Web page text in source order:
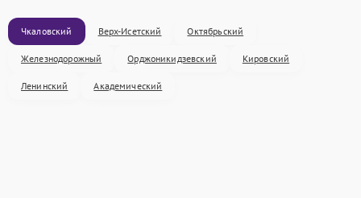
Чкаловский Верх-Исетский Октябрьский
Железнодорожный Орджоникидзевский Кировский
Ленинский Академический